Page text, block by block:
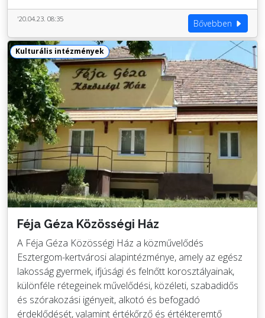
'20.04.23. 08:35 Bővebben
Kulturális intézmények
Féja Géza Közösségi Ház
A Féja Géza Közösségi Ház a közművelődés
Esztergom-kertvárosi alapintézménye, amely az egész
lakosság gyermek, ifjúsági és felnőtt korosztályainak,
különféle rétegeinek művelődési, közéleti, szabadidős
és szórakozási igényeit, alkotó és befogadó
érdeklődését, valamint értékőrző és értékteremtő